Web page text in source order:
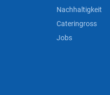
Nachhaltigkeit
Cateringross
Jobs